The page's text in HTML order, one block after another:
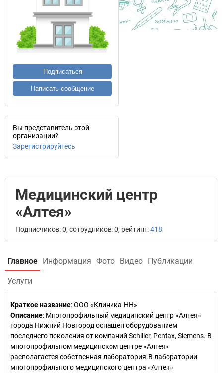
Подписаться
Написать сообщение
Вы представитель этой
организации?
Зарегистрируйтесь
Медицинский центр
«Алтея»
Подписчиков: 0, сотрудников: 0, рейтинг:418
Главное Информация Фото Видео Публикации
Услуги
Краткое название:ООО «Клиника-НН»
Описание: Многопрофильный медицинский центр «Алтея»
города Нижний Новгород оснащен оборудованием
последнего поколения от компаний Schiller, Pentax, Siemens. В
многопрофильном медицинском центре «Алтея»
располагается собственная лаборатория.В лаборатории
многопрофильного медицинского центра «Алтея»